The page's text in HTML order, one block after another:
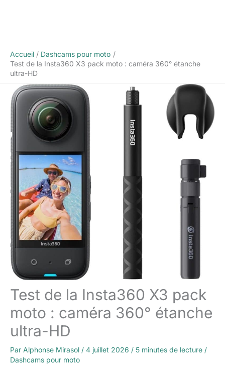
Accueil
Dashcams pour moto
Test de la Insta360 X3 pack moto : caméra 360° étanche
ultra-HD
Test de la Insta360 X3 pack
moto : caméra 360° étanche
ultra-HD
Par Alphonse Mirasol / 4 juillet 2026 / 5 minutes de lecture /
Dashcams pour moto